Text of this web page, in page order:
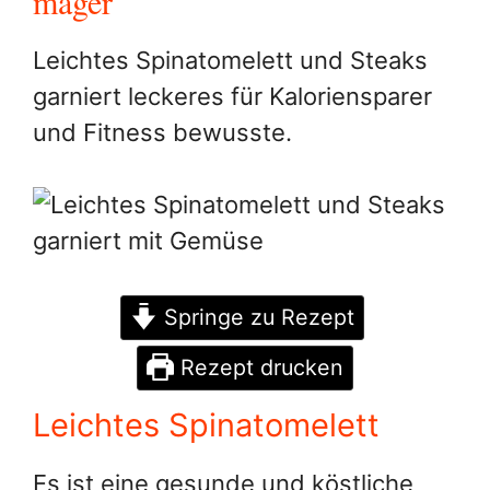
Leichtes Spinatomelett und Steaks
garniert leckeres für Kaloriensparer
und Fitness bewusste.
Springe zu Rezept
Rezept drucken
Leichtes Spinatomelett
Es ist eine gesunde und köstliche